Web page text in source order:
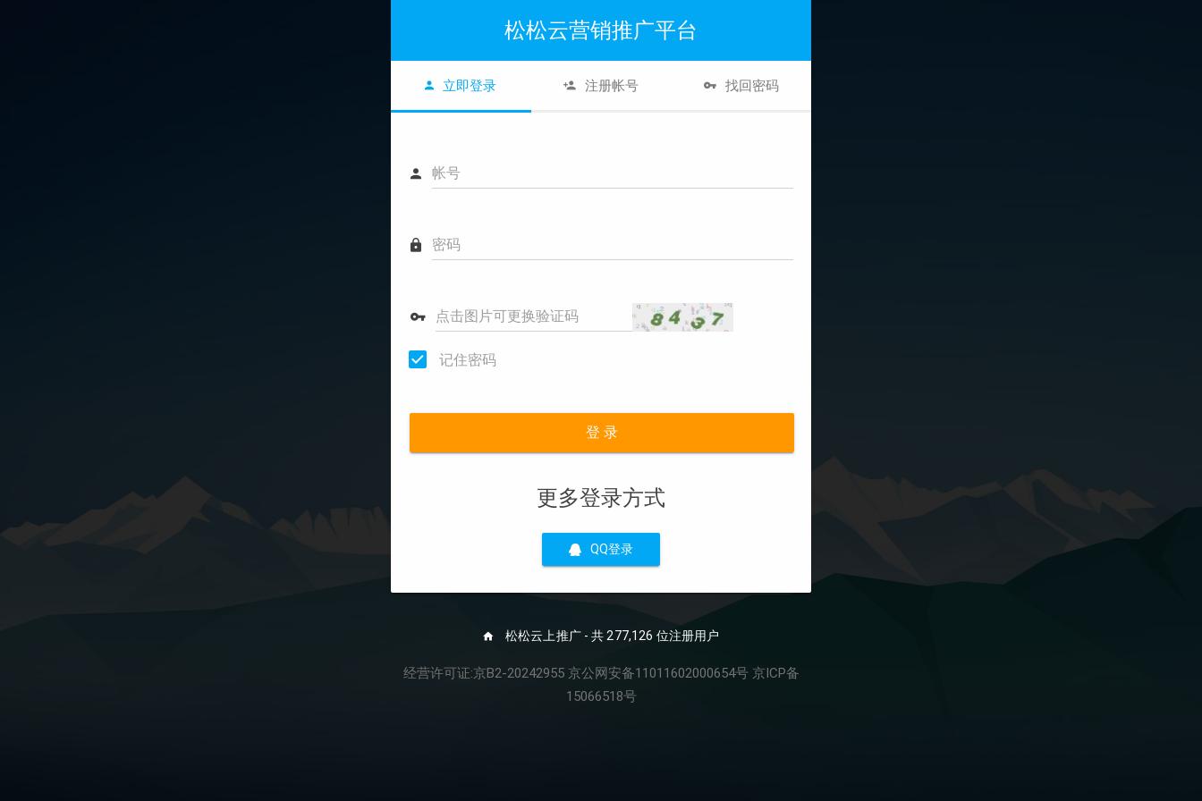
松松云营销推广平台
立即登录 注册帐号 找回密码
帐号
密码
点击图片可更换验证码
记住密码
登 录
更多登录方式
QQ登录
松松云上推广 - 共 277,126 位注册用户
经营许可证:京B2-20242955 京公网安备11011602000654号 京ICP备
15066518号